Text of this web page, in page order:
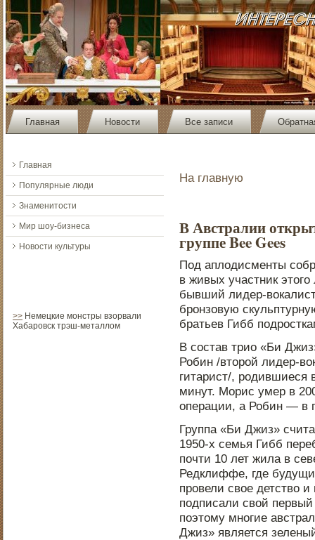
Главная Новости Все записи
Главная
Популярные люди
Знаменитости
Мир шоу-бизнеса
Новости культуры
>> Немецкие монстры взорвали
Хабаровск трэш-металлом
На главную
В Австралии
группе Bee Gees
Под аплодисменты
в живых участник этого
бывший лидер-
бронзовую
братьев Гибб
В состав трио «Би
Робин /второй лидер-
гитарист/, родившиеся
минут. Морис умер в
операции, а Робин — в
Группа «Би Джиз»
1950-х семья Гибб
почти 10 лет жила в
Редклиффе, где
провели свое детство
подписали свой первый
поэтому многие
Джиз» является